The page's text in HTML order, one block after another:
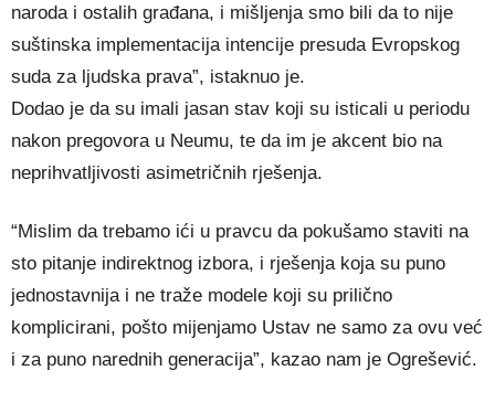
naroda i ostalih građana, i mišljenja smo bili da to nije
suštinska implementacija intencije presuda Evropskog
suda za ljudska prava”, istaknuo je.
Dodao je da su imali jasan stav koji su isticali u periodu
nakon pregovora u Neumu, te da im je akcent bio na
neprihvatljivosti asimetričnih rješenja.
“Mislim da trebamo ići u pravcu da pokušamo staviti na
sto pitanje indirektnog izbora, i rješenja koja su puno
jednostavnija i ne traže modele koji su prilično
komplicirani, pošto mijenjamo Ustav ne samo za ovu već
i za puno narednih generacija”, kazao nam je Ogrešević.